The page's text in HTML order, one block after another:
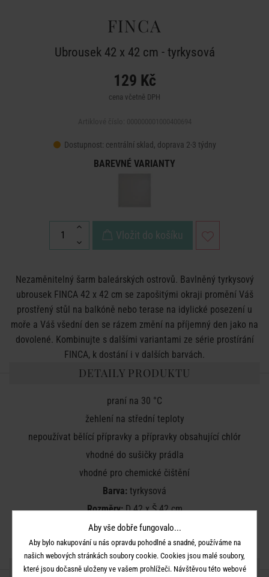
FINCA
Ubrousek 42 x 42 cm - tyrkysová
129 Kč
cena včetně DPH
Dostupnost: centrální sklad, doprava 2-3 týdny
BAREVNÉ VARIANTY
Vložit do košíku
Nezaměnitelný šarm baleárských ostrovů. Bavlněný tyrkysový
ubrousek FINCA 42 x 42 cm se zapošitými okraji promění Váš
prostřený stůl na balkóně nebo terase na idylické posezení u
moře a Váš všední den se rázem změní na příjemný den jako na
dovolené. Kombinujte s dalšími variantami ze série prostírání
FINCA, k dostání i v dalších barvách.
DETAILY PRODUKTU
praní na 30 °C
žehlení na střední teploty
nepoužívat bělící přípravky a přípravky obsahující chlór
vhodné do sušičky prádla
vhodné pro chemické čištění
Barva: tyrkysová
Rozměry:D 42 x Š 42 cm
Materiál:100% bavlna
SDÍLEJTE S PŘÁTELI
Aby vše dobře fungovalo...
Aby bylo nakupování u nás opravdu pohodlné a snadné, používáme na
našich webových stránkách soubory cookie. Cookies jsou malé soubory,
které jsou dočasně uloženy ve vašem prohlížeči. Návštěvou této webové